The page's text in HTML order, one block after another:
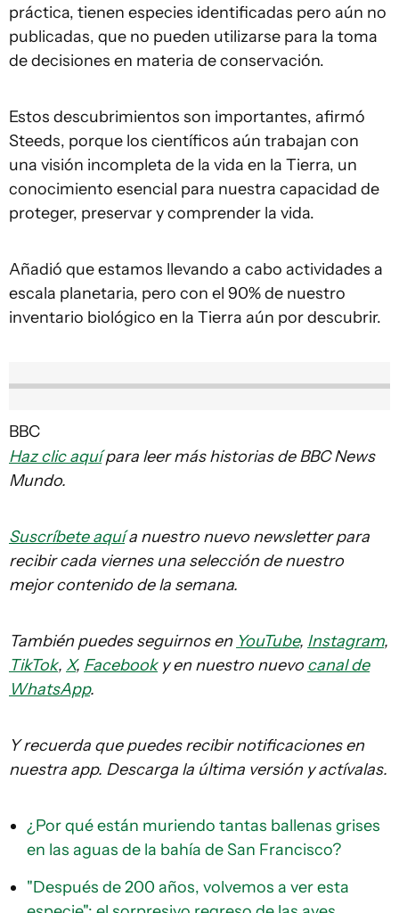
práctica, tienen especies identificadas pero aún no
publicadas, que no pueden utilizarse para la toma
de decisiones en materia de conservación.
Estos descubrimientos son importantes, afirmó
Steeds, porque los científicos aún trabajan con
una visión incompleta de la vida en la Tierra, un
conocimiento esencial para nuestra capacidad de
proteger, preservar y comprender la vida.
Añadió que estamos llevando a cabo actividades a
escala planetaria, pero con el 90% de nuestro
inventario biológico en la Tierra aún por descubrir.
BBC
Haz clic aquípara leer más historias de BBC News
Mundo.
Suscríbete aquía nuestro nuevo newsletter para
recibir cada viernes una selección de nuestro
mejor contenido de la semana.
También puedes seguirnos en YouTube, Instagram,
TikTok, X, Facebooky en nuestro nuevo canal de
WhatsApp.
Y recuerda que puedes recibir notificaciones en
nuestra app. Descarga la última versión y actívalas.
¿Por qué están muriendo tantas ballenas grises
en las aguas de la bahía de San Francisco?
"Después de 200 años, volvemos a ver esta